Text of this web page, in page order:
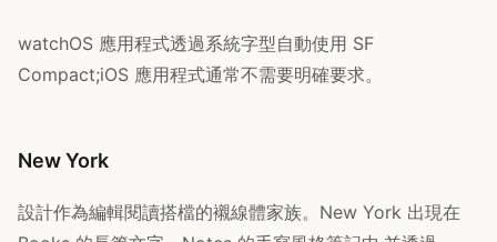
watchOS 應用程式透過系統字型自動使用 SF
Compact;iOS 應用程式通常不需要明確要求。
New York
設計作為編輯閱讀搭檔的襯線體家族。New York 出現在